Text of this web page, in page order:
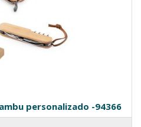
personalizado -94366